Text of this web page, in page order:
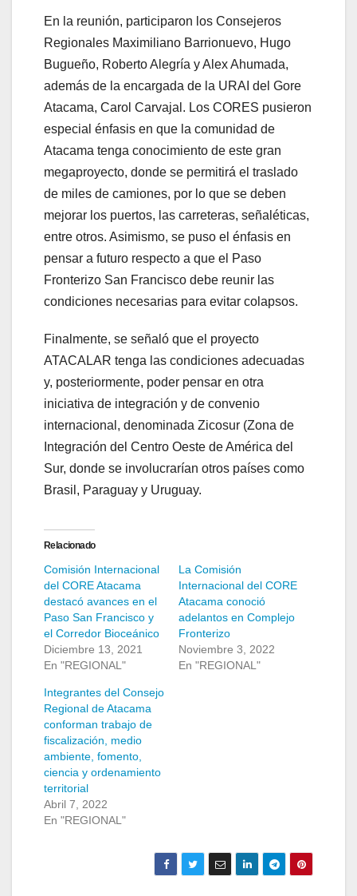
En la reunión, participaron los Consejeros
Regionales Maximiliano Barrionuevo, Hugo
Bugueño, Roberto Alegría y Alex Ahumada,
además de la encargada de la URAI del Gore
Atacama, Carol Carvajal. Los CORES pusieron
especial énfasis en que la comunidad de
Atacama tenga conocimiento de este gran
megaproyecto, donde se permitirá el traslado
de miles de camiones, por lo que se deben
mejorar los puertos, las carreteras, señaléticas,
entre otros. Asimismo, se puso el énfasis en
pensar a futuro respecto a que el Paso
Fronterizo San Francisco debe reunir las
condiciones necesarias para evitar colapsos.
Finalmente, se señaló que el proyecto
ATACALAR tenga las condiciones adecuadas
y, posteriormente, poder pensar en otra
iniciativa de integración y de convenio
internacional, denominada Zicosur (Zona de
Integración del Centro Oeste de América del
Sur, donde se involucrarían otros países como
Brasil, Paraguay y Uruguay.
Relacionado
Comisión Internacional
del CORE Atacama
destacó avances en el
Paso San Francisco y
el Corredor Bioceánico
Diciembre 13, 2021
En "REGIONAL"
La Comisión
Internacional del CORE
Atacama conoció
adelantos en Complejo
Fronterizo
Noviembre 3, 2022
En "REGIONAL"
Integrantes del Consejo
Regional de Atacama
conforman trabajo de
fiscalización, medio
ambiente, fomento,
ciencia y ordenamiento
territorial
Abril 7, 2022
En "REGIONAL"